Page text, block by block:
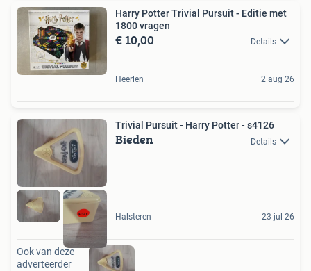
Harry Potter Trivial Pursuit - Editie met
1800 vragen
€ 10,00 Details
Heerlen 2 aug 26
Trivial Pursuit - Harry Potter - s4126
Bieden Details
Halsteren 23 jul 26
Ook van deze
adverteerder